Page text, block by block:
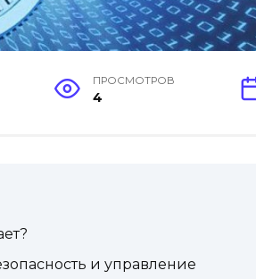
ПРОСМОТРОВ
4
и управление